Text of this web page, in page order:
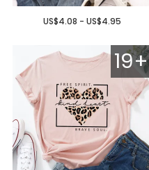
US$4.08 - US$4.95
19+